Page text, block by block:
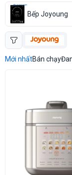
Bếp Joyoung
Mới nhấtBán chạy